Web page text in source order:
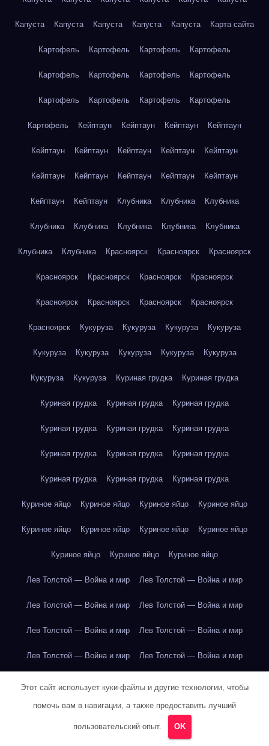
Капуста Капуста Капуста Капуста Капуста Карта сайта
Картофель Картофель Картофель Картофель
Картофель Картофель Картофель Картофель
Картофель Картофель Картофель Картофель
Картофель Кейптаун Кейптаун Кейптаун Кейптаун
Кейптаун Кейптаун Кейптаун Кейптаун Кейптаун
Кейптаун Кейптаун Кейптаун Кейптаун Кейптаун
Кейптаун Кейптаун Клубника Клубника Клубника
Клубника Клубника Клубника Клубника Клубника
Клубника Клубника Красноярск Красноярск Красноярск
Красноярск Красноярск Красноярск Красноярск
Красноярск Красноярск Красноярск Красноярск
Красноярск Кукуруза Кукуруза Кукуруза Кукуруза
Кукуруза Кукуруза Кукуруза Кукуруза Кукуруза
Кукуруза Кукуруза Куриная грудка Куриная грудка
Куриная грудка Куриная грудка Куриная грудка
Куриная грудка Куриная грудка Куриная грудка
Куриная грудка Куриная грудка Куриная грудка
Куриная грудка Куриная грудка Куриная грудка
Куриное яйцо Куриное яйцо Куриное яйцо Куриное яйцо
Куриное яйцо Куриное яйцо Куриное яйцо Куриное яйцо
Куриное яйцо Куриное яйцо Куриное яйцо
Лев Толстой — Война и мир Лев Толстой — Война и мир
Лев Толстой — Война и мир Лев Толстой — Война и мир
Лев Толстой — Война и мир Лев Толстой — Война и мир
Лев Толстой — Война и мир Лев Толстой — Война и мир
Лев Толстой — Война и мир Лев Толстой — Война и мир
Лев Толстой — Война и мир Лев Толстой — Война и мир
Этот сайт использует куки-файлы и другие технологии, чтобы
помочь вам в навигации, а также предоставить лучший
пользовательский опыт. OK